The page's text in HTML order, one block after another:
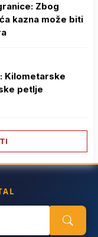
Zbog
kazna može biti
Kilometarske
petlje